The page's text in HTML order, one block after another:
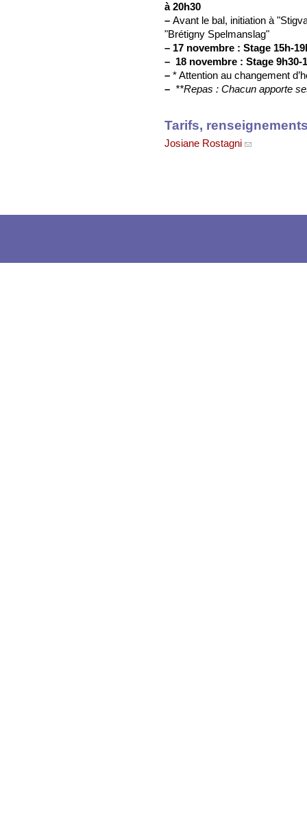
à 20h30
– Avant le bal, initiation à
"Brétigny Spelmanslag"
– 17 novembre : Stage 15h-
– 18 novembre : Stage 9h30-
– * Attention au changement
– **Repas : Chacun apporte
Tarifs,
Josiane Rostagni